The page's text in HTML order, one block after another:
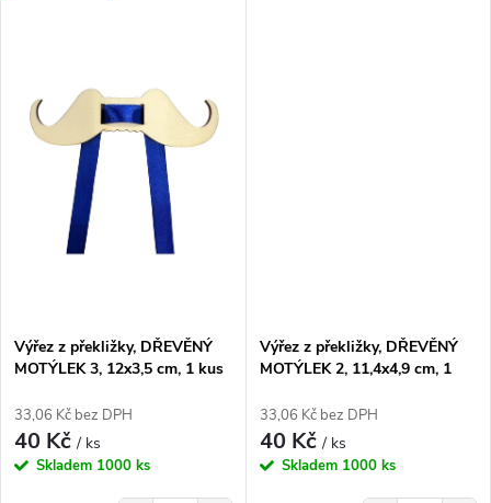
Výřez z překližky, DŘEVĚNÝ
MOTÝLEK 3, 12x3,5 cm, 1 kus
33,06 Kč bez DPH
40 Kč/ ks
Skladem 1000 ks
Výřez z překližky, DŘEVĚNÝ
MOTÝLEK 2, 11,4x4,9 cm, 1
33,06 Kč bez DPH
40 Kč/ ks
Skladem 1000 ks